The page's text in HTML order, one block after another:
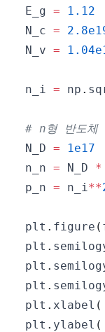
E_g = 1.12
N_c =
N_v =
n_i = np .
# n형 반도
N_D =
1e17
n_n = N_D *
p_n = n_i**
plt . figure (
plt .
plt .
plt .
plt . xlabel (
plt . ylabel (